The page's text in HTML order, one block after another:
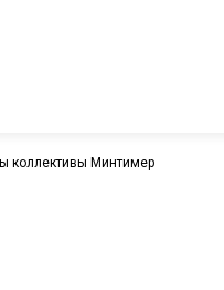
коллективы Минтимер